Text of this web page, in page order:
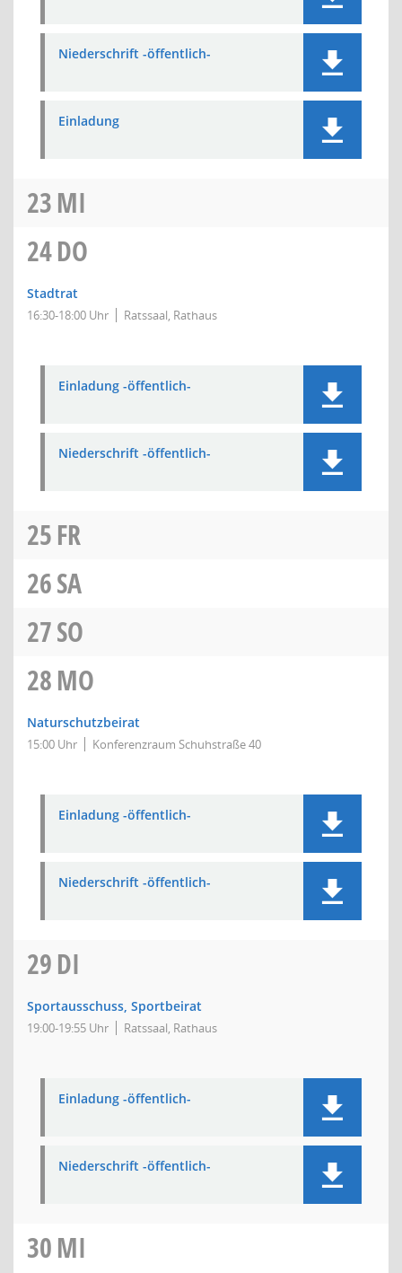
Niederschrift -öffentlich-
Einladung
23MI
24DO
Stadtrat
16:30-18:00 Uhr Ratssaal, Rathaus
Einladung -öffentlich-
Niederschrift -öffentlich-
25FR
26SA
27SO
28MO
Naturschutzbeirat
15:00 Uhr Konferenzraum Schuhstraße 40
Einladung -öffentlich-
Niederschrift -öffentlich-
29DI
Sportausschuss, Sportbeirat
19:00-19:55 Uhr Ratssaal, Rathaus
Einladung -öffentlich-
Niederschrift -öffentlich-
30MI